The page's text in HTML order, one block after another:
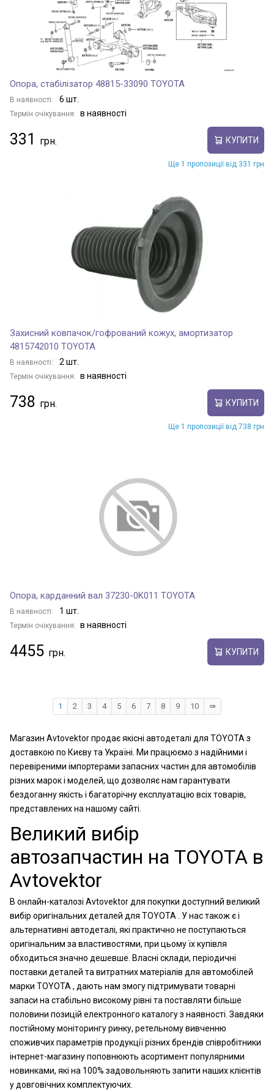
YARIS / VIOS
YARIS ATIV
ZELAS
Показати всі моделі
Опора, стабілізатор 48815-33090 TOYOTA
В наявності: 6 шт.
Термін очікування: в наявності
331 КУПИТИ
Ще 1 пропозиції від 331 грн
Захисний ковпачок/гофрований кожух, амортизатор
4815742010 TOYOTA
В наявності: 2 шт.
Термін очікування: в наявності
738 КУПИТИ
Ще 1 пропозиції від 738 грн
Опора, карданний вал 37230-0K011 TOYOTA
В наявності: 1 шт.
Термін очікування: в наявності
4455 КУПИТИ
1 2 3 4 5 6 7 8 9 10 ⇛
Магазин Avtovektor продає якісні автодеталі для TOYOTA з
доставкою по Києву та Україні. Ми працюємо з надійними і
перевіреними імпортерами запасних частин для автомобілів
різних марок і моделей, що дозволяє нам гарантувати
бездоганну якість і багаторічну експлуатацію всіх товарів,
представлених на нашому сайті.
Великий вибір
автозапчастин на TOYOTA в
Avtovektor
В онлайн-каталозі Avtovektor для покупки доступний великий
вибір оригінальних деталей для TOYOTA . У нас також є і
альтернативні автодеталі, які практично не поступаються
оригінальним за властивостями, при цьому їх купівля
обходиться значно дешевше. Власні склади, періодичні
поставки деталей та витратних матеріалів для автомобілей
марки TOYOTA , дають нам змогу підтримувати товарні
запаси на стабільно високому рівні та поставляти більше
половини позицій електронного каталогу з наявності. Завдяки
постійному моніторингу ринку, ретельному вивченню
споживчих параметрів продукції різних брендів співробітники
інтернет-магазину поповнюють асортимент популярними
новинками, які на 100% задовольняють запити наших клієнтів
у довговічних комплектуючих.